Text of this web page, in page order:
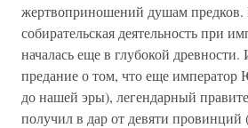
жертвоприношений душам
собирательская деятельность при
началась еще в глубокой
предание о том, что еще
до нашей эры), легендарный
получил в дар от девяти провинций